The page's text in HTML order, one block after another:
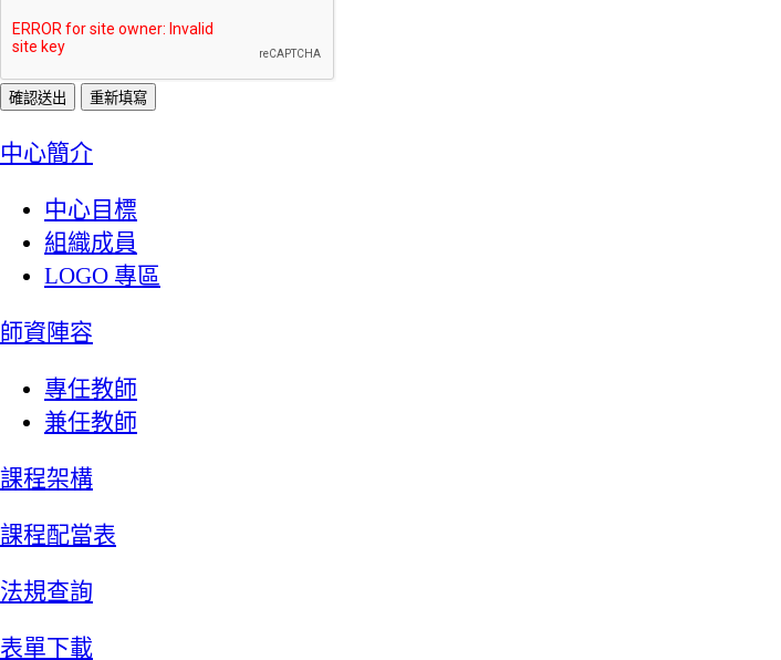
中心簡介
中心目標
組織成員
LOGO 專區
師資陣容
專任教師
兼任教師
課程架構
課程配當表
法規查詢
表單下載